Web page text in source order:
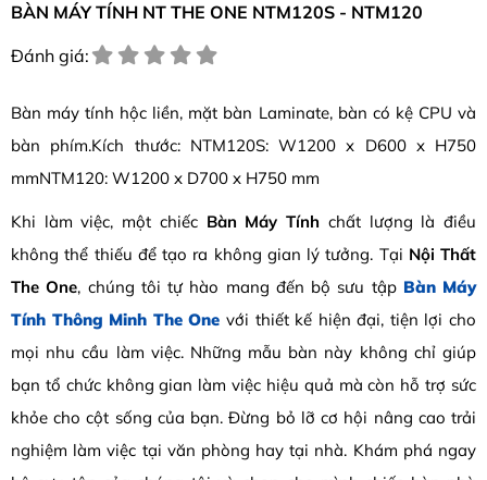
BÀN MÁY TÍNH NT THE ONE NTM120S - NTM120
Đánh giá:
Bàn máy tính hộc liền, mặt bàn Laminate, bàn có kệ CPU và
bàn phím.Kích thước: NTM120S: W1200 x D600 x H750
mmNTM120: W1200 x D700 x H750 mm
Khi làm việc, một chiếc Bàn Máy Tính chất lượng là điều
không thể thiếu để tạo ra không gian lý tưởng. Tại Nội Thất
The One, chúng tôi tự hào mang đến bộ sưu tập Bàn Máy
Tính Thông Minh The One với thiết kế hiện đại, tiện lợi cho
mọi nhu cầu làm việc. Những mẫu bàn này không chỉ giúp
bạn tổ chức không gian làm việc hiệu quả mà còn hỗ trợ sức
khỏe cho cột sống của bạn. Đừng bỏ lỡ cơ hội nâng cao trải
nghiệm làm việc tại văn phòng hay tại nhà. Khám phá ngay